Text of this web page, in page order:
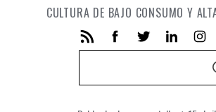
CULTURA DE BAJO CONSUMO Y